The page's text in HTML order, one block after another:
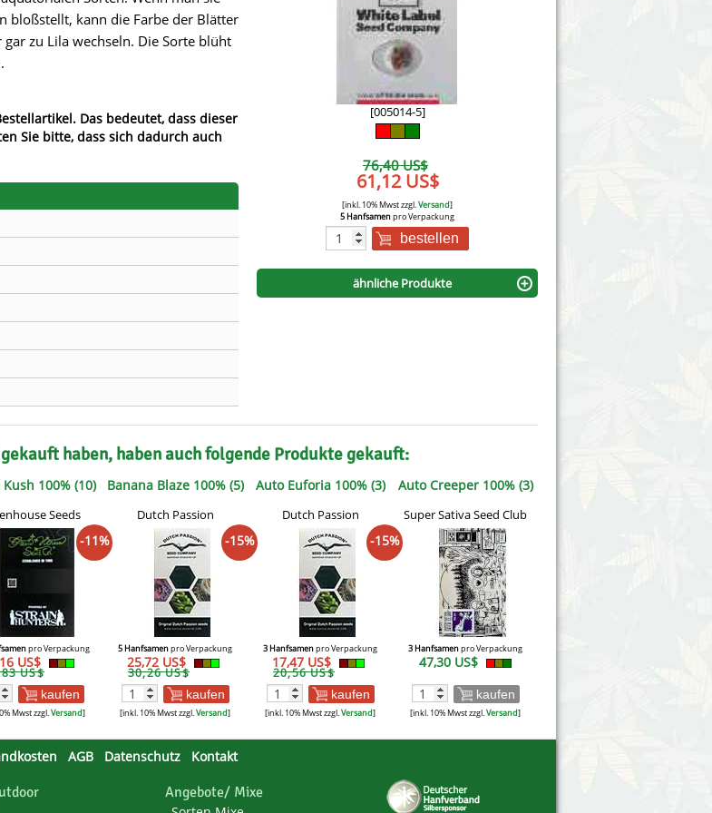
Mallorca Seeds
Ministry of Cannabis
Seed Stockers
Söllner - Vadda's Marijuanabam
Victory Seeds
Vision Seeds
White Label Seeds
World of Seeds
CBD Nutzhanfsamen
bloßstellt, kann die Farbe der Blätter
zu Lila wechseln. Die Sorte blüht
Das bedeutet, dass dieser
Sie bitte, dass sich dadurch auch
[005014-5]
76,40 US$
61,12 US$
[inkl. 10% Mwst zzgl.Versand]
5 Hanfsamenpro Verpackung
bestellen
ähnliche Produkte
haben, haben auch folgende Produkte gekauft:
100% (10)
Seeds
-11%
pro Verpackung
US$
US$
kaufen
Mwst zzgl.Versand]
Banana Blaze 100% (5)
Dutch Passion
-15%
5 Hanfsamenpro Verpackung
25,72 US$
30,26 US$
kaufen
[inkl. 10% Mwst zzgl.Versand]
Auto Euforia 100% (3)
Dutch Passion
-15%
3 Hanfsamenpro Verpackung
17,47 US$
20,56 US$
kaufen
[inkl. 10% Mwst zzgl.Versand]
Auto Creeper 100% (3)
Super Sativa Seed Club
3 Hanfsamenpro Verpackung
47,30 US$
kaufen
[inkl. 10% Mwst zzgl.Versand]
AGB Datenschutz Kontakt
Angebote/ Mixe